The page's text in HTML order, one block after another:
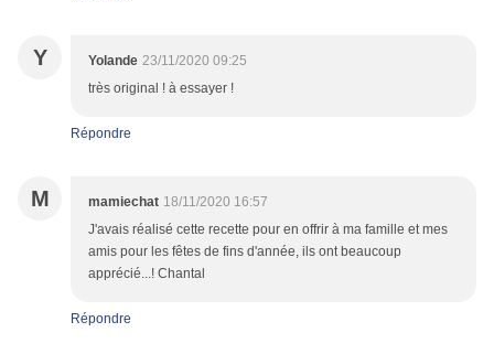
Y Yolande 23/11/2020 09:25
très original ! à essayer !
Répondre
M mamiechat 18/11/2020 16:57
J'avais réalisé cette recette pour en offrir à ma famille et mes
amis pour les fêtes de fins d'année, ils ont beaucoup
apprécié...! Chantal
Répondre